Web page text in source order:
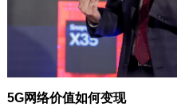
5G网络价值如何变现